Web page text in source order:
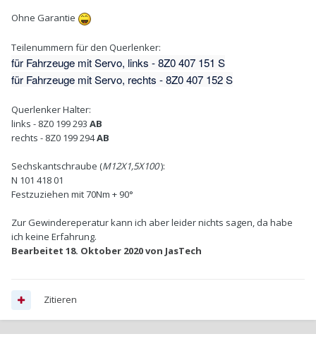
Ohne Garantie
Teilenummern für den Querlenker:
für Fahrzeuge mit Servo, links - 8Z0 407 151 S
für Fahrzeuge mit Servo, rechts - 8Z0 407 152 S
Querlenker Halter:
links - 8Z0 199 293 AB
rechts - 8Z0 199 294AB
Sechskantschraube (M12X1,5X100):
N 101 418 01
Festzuziehen mit 70Nm + 90°
Zur Gewindereperatur kann ich aber leider nichts sagen, da habe
ich keine Erfahrung.
Bearbeitet 18. Oktober 2020von JasTech
Zitieren